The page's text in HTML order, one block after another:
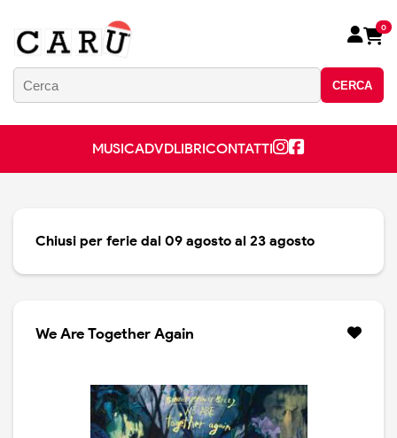
CERCA
0
MUSICADVDLIBRICONTATTI
Chiusi per ferie dal 09 agosto al 23 agosto
We Are Together Again